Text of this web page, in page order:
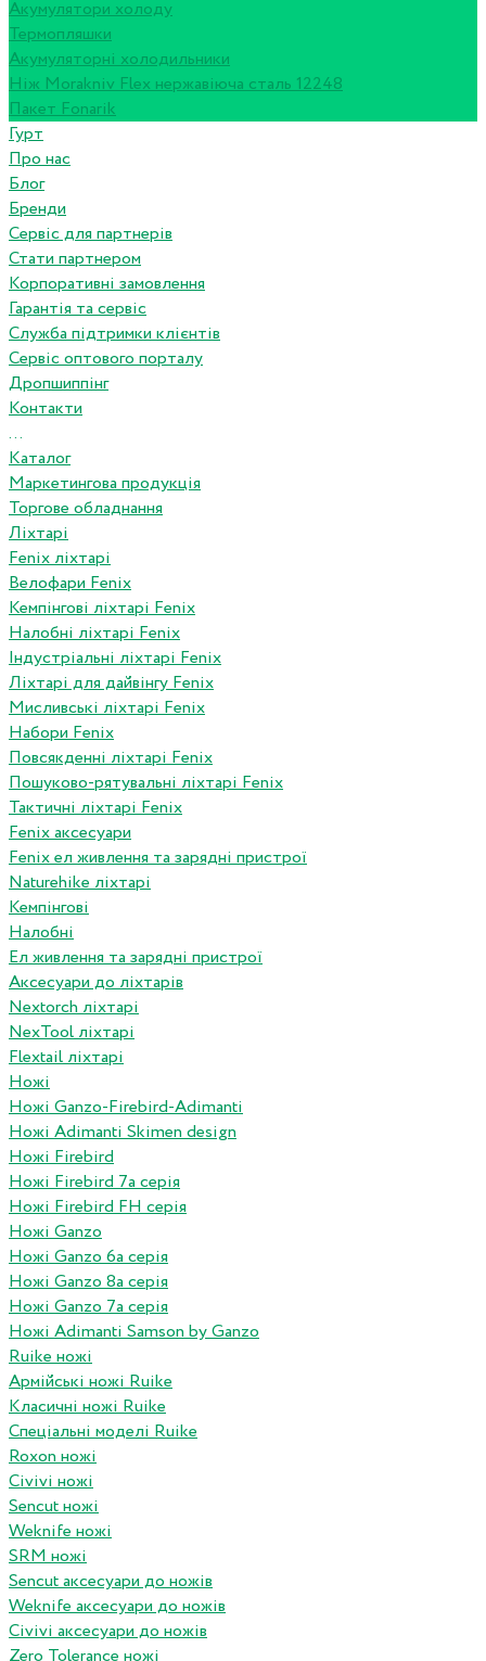
Акумулятори холоду
Термопляшки
Акумуляторні холодильники
Ніж Morakniv Flex нержавіюча сталь 12248
Пакет Fonarik
Гурт
Про нас
Блог
Бренди
Сервіс для партнерів
Стати партнером
Корпоративні замовлення
Гарантія та сервіс
Служба підтримки клієнтів
Сервіс оптового порталу
Дропшиппінг
Контакти
...
Каталог
Маркетингова продукція
Торгове обладнання
Ліхтарі
Fenix ліхтарі
Велофари Fenix
Кемпінгові ліхтарі Fenix
Налобні ліхтарі Fenix
Індустріальні ліхтарі Fenix
Ліхтарі для дайвінгу Fenix
Мисливські ліхтарі Fenix
Набори Fenix
Повсякденні ліхтарі Fenix
Пошуково-рятувальні ліхтарі Fenix
Тактичні ліхтарі Fenix
Fenix аксесуари
Fenix ел живлення та зарядні пристрої
Naturehike ліхтарі
Кемпінгові
Налобні
Ел живлення та зарядні пристрої
Аксесуари до ліхтарів
Nextorch ліхтарі
NexTool ліхтарі
Flextail ліхтарі
Ножі
Ножі Ganzo-Firebird-Adimanti
Ножі Adimanti Skimen design
Ножі Firebird
Ножі Firebird 7а серія
Ножі Firebird FH серія
Ножі Ganzo
Ножі Ganzo 6а серія
Ножі Ganzo 8а серія
Ножі Ganzo 7а серія
Ножі Adimanti Samson by Ganzo
Ruike ножі
Армійські ножі Ruike
Класичні ножі Ruike
Спеціальні моделі Ruike
Roxon ножi
Civivi ножі
Sencut ножі
Weknife ножі
SRM ножі
Sencut аксесуари до ножів
Weknife аксесуари до ножів
Civivi аксесуари до ножів